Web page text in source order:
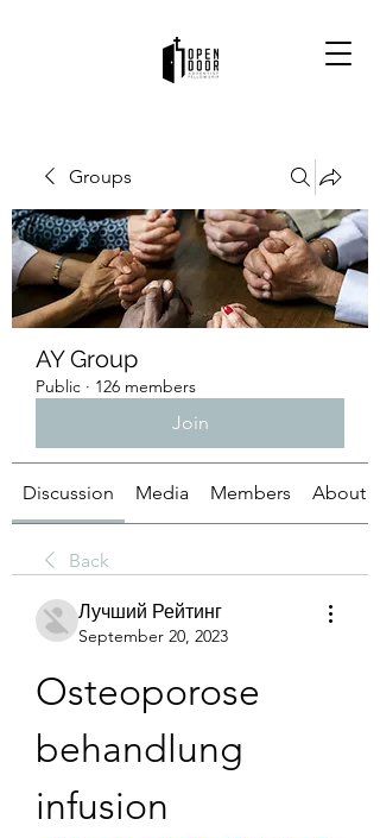
Groups
AY Group
Public · 126 members
Join
Discussion Media Members About
Back
Лучший Рейтинг
September 20, 2023
Osteoporose
behandlung
infusion